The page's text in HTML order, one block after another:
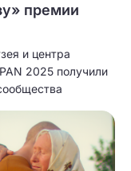
премии
и центра
2025 получили